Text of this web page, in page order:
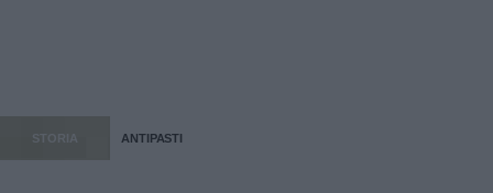
STORIA ANTIPASTI